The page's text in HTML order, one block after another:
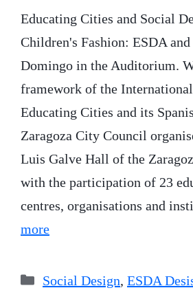
Educating Cities and Social
Children's Fashion: ESDA and
Domingo in the Auditorium.
framework of the
Educating Cities and its
Zaragoza City Council
Luis Galve Hall of the
with the participation of 23
centres, organisations and
more
Categories
Social Design, ESDA